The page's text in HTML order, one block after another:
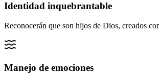
Identidad inquebrantable
Reconocerán que son hijos de Dios, creados
Manejo de emociones